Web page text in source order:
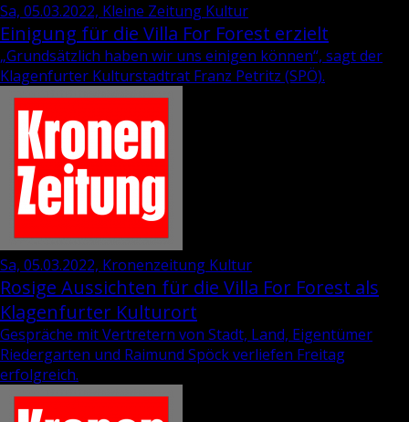
Sa, 05.03.2022, Kleine Zeitung Kultur
Einigung für die Villa For Forest erzielt
„Grund­sätz­lich haben wir uns ei­ni­gen kön­nen“, sagt der
Kla­gen­fur­ter Kul­tur­stadt­rat Franz Pe­tritz (SPÖ).
Sa, 05.03.2022, Kronenzeitung Kultur
Rosige Aussichten für die Villa For Forest als
Klagenfurter Kulturort
Gespräche mit Vertretern von Stadt, Land, Eigentümer
Riedergarten und Raimund Spöck verliefen Freitag
erfolgreich.